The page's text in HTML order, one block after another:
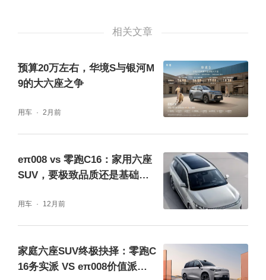
安全方面，都舍得用料
两台车在安全用料上都没省成本。华境S的车
身高强钢占比超过85%，全车8根防撞梁，四
个车门都是双2000MPa防撞梁，笼式车身结构
加上一体式热成型地板骨架，被动防护方面，
9个气囊14腔体，侧气帘贯穿到第三排，保压6
秒。更值得一提的是，华境S做了行业首次80k
m/h侧碰加15米高坡翻滚的双重挑战，不仅车
身结构扛住了，车门能正常打开，气囊也对应
相关文章
预算20万左右，华境S与银河M
9的大六座之争
用车 2月前
eπ008 vs 零跑C16：家用六座
SUV，要极致品质还是基础性
用车 12月前
家庭六座SUV终极抉择：零跑C
16务实派 VS eπ008价值派，